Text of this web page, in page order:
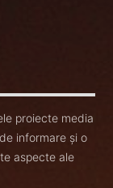
proiecte media
informare și o
aspecte ale